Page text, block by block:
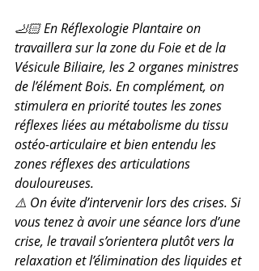
🦶🏻 En Réflexologie Plantaire on
travaillera sur la zone du Foie et de la
Vésicule Biliaire, les 2 organes ministres
de l’élément Bois. En complément, on
stimulera en priorité toutes les zones
réflexes liées au métabolisme du tissu
ostéo-articulaire et bien entendu les
zones réflexes des articulations
douloureuses.
⚠️ On évite d’intervenir lors des crises. Si
vous tenez à avoir une séance lors d’une
crise, le travail s’orientera plutôt vers la
relaxation et l’élimination des liquides et